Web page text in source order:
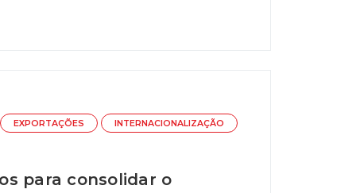
EXPORTAÇÕES INTERNACIONALIZAÇÃO
para consolidar o